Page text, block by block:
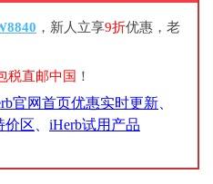
，新人立享9折优惠，老
税直邮中国 ！
官网首页优惠实时更新
价区 iHerb试用产品